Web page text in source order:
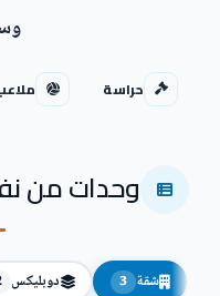
حراسة
وحدات من
شقة 3 دوبليكس